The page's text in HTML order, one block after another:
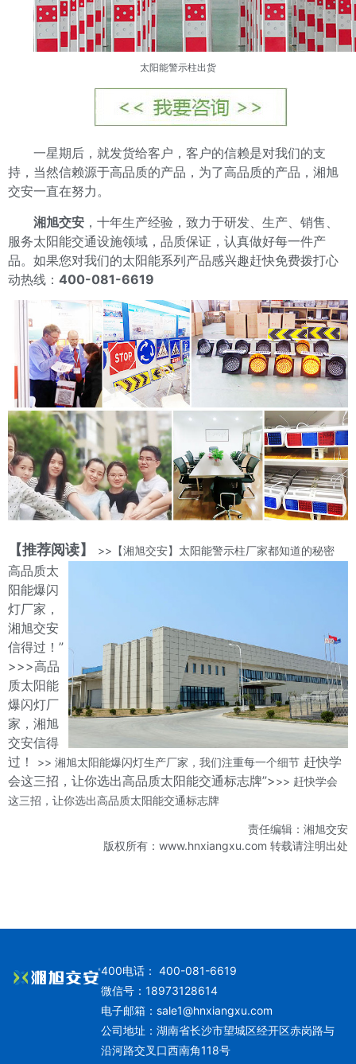
太阳能警示柱出货
一星期后，就发货给客户，客户的信赖是对我们的支
持，当然信赖源于高品质的产品，为了高品质的产品，湘旭
交安一直在努力。
湘旭交安 ，十年生产经验，致力于研发、生产、销售、
服务太阳能交通设施领域，品质保证，认真做好每一件产
品。如果您对我们的太阳能系列产品感兴趣赶快免费拨打心
动热线： 400-081-6619
【推荐阅读】 >>【湘旭交安】太阳能警示柱厂家都知道的秘密
高品质太
阳能爆闪
灯厂家，
湘旭交安
信得过！”
>>>高品
质太阳能
爆闪灯厂
家，湘旭
交安信得
过！
>> 湘旭太阳能爆闪灯生产厂家，我们注重每一个细节 赶快学
会这三招，让你选出高品质太阳能交通标志牌”>>> 赶快学会
这三招，让你选出高品质太阳能交通标志牌
责任编辑：湘旭交安
版权所有：www.hnxiangxu.com 转载请注明出处
400电话： 400-081-6619
微信号：18973128614
电子邮箱： sale1@hnxiangxu.com
公司地址：湖南省长沙市望城区经开区赤岗路与
沿河路交叉口西南角118号